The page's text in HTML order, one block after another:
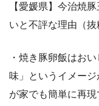
【愛媛県】今治焼
いと不評な理由（抜
・焼き豚卵飯はお
味」というイメー
が家でも簡単に再